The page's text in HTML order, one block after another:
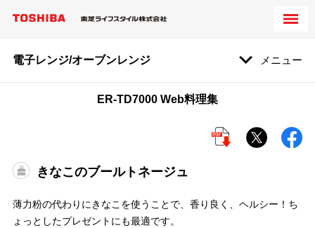
電子レンジ/オーブンレンジ メニュー
ER-TD7000 Web料理集
きなこのブールトネージュ
薄力粉の代わりにきなこを使うことで、香り良く、ヘルシー！ち
ょっとしたプレゼントにも最適です。